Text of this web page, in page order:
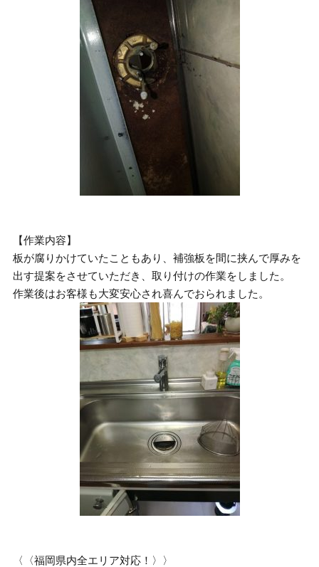
【作業内容】
板が腐りかけていたこともあり、補強板を間に挟んで厚みを
出す提案をさせていただき、取り付けの作業をしました。
作業後はお客様も大変安心され喜んでおられました。
〈〈福岡県内全エリア対応！〉〉